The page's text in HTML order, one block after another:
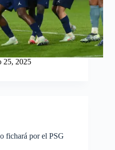
25, 2025
fichará por el PSG